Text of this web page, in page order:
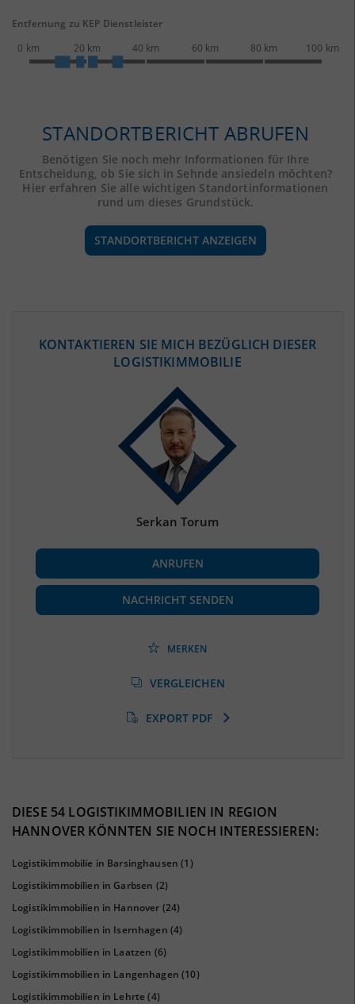
Entfernung zu KEP Dienstleister
0 km
20 km 40 km 60 km 80 km 100 km
STANDORTBERICHT ABRUFEN
Benötigen Sie noch mehr Informationen für Ihre
Entscheidung, ob Sie sich in Sehnde ansiedeln möchten?
Hier erfahren Sie alle wichtigen Standortinformationen
rund um dieses Grundstück.
STANDORTBERICHT ANZEIGEN
(STAND: 12/2019)
(Landkreis / Kreisfreie Stadt)
BESCHÄFTIGUNG
Beschäftigte
(Landkreis / Kreisfreie Stadt)
452.630
(Landkreis / Kreisfreie Stadt)
(Stand: 01/2020)
KONTAKTIEREN SIE MICH BEZÜGLICH DIESER
LOGISTIKIMMOBILIE
Serkan Torum
ANRUFEN
NACHRICHT SENDEN
MERKEN
VERGLEICHEN
EXPORT PDF
DIESE 54 LOGISTIKIMMOBILIEN IN REGION
HANNOVER KÖNNTEN SIE NOCH INTERESSIEREN:
Logistikimmobilie in Barsinghausen (1)
Logistikimmobilien in Garbsen (2)
Logistikimmobilien in Hannover (24)
Logistikimmobilien in Isernhagen (4)
Logistikimmobilien in Laatzen (6)
Logistikimmobilien in Langenhagen (10)
Logistikimmobilien in Lehrte(4)